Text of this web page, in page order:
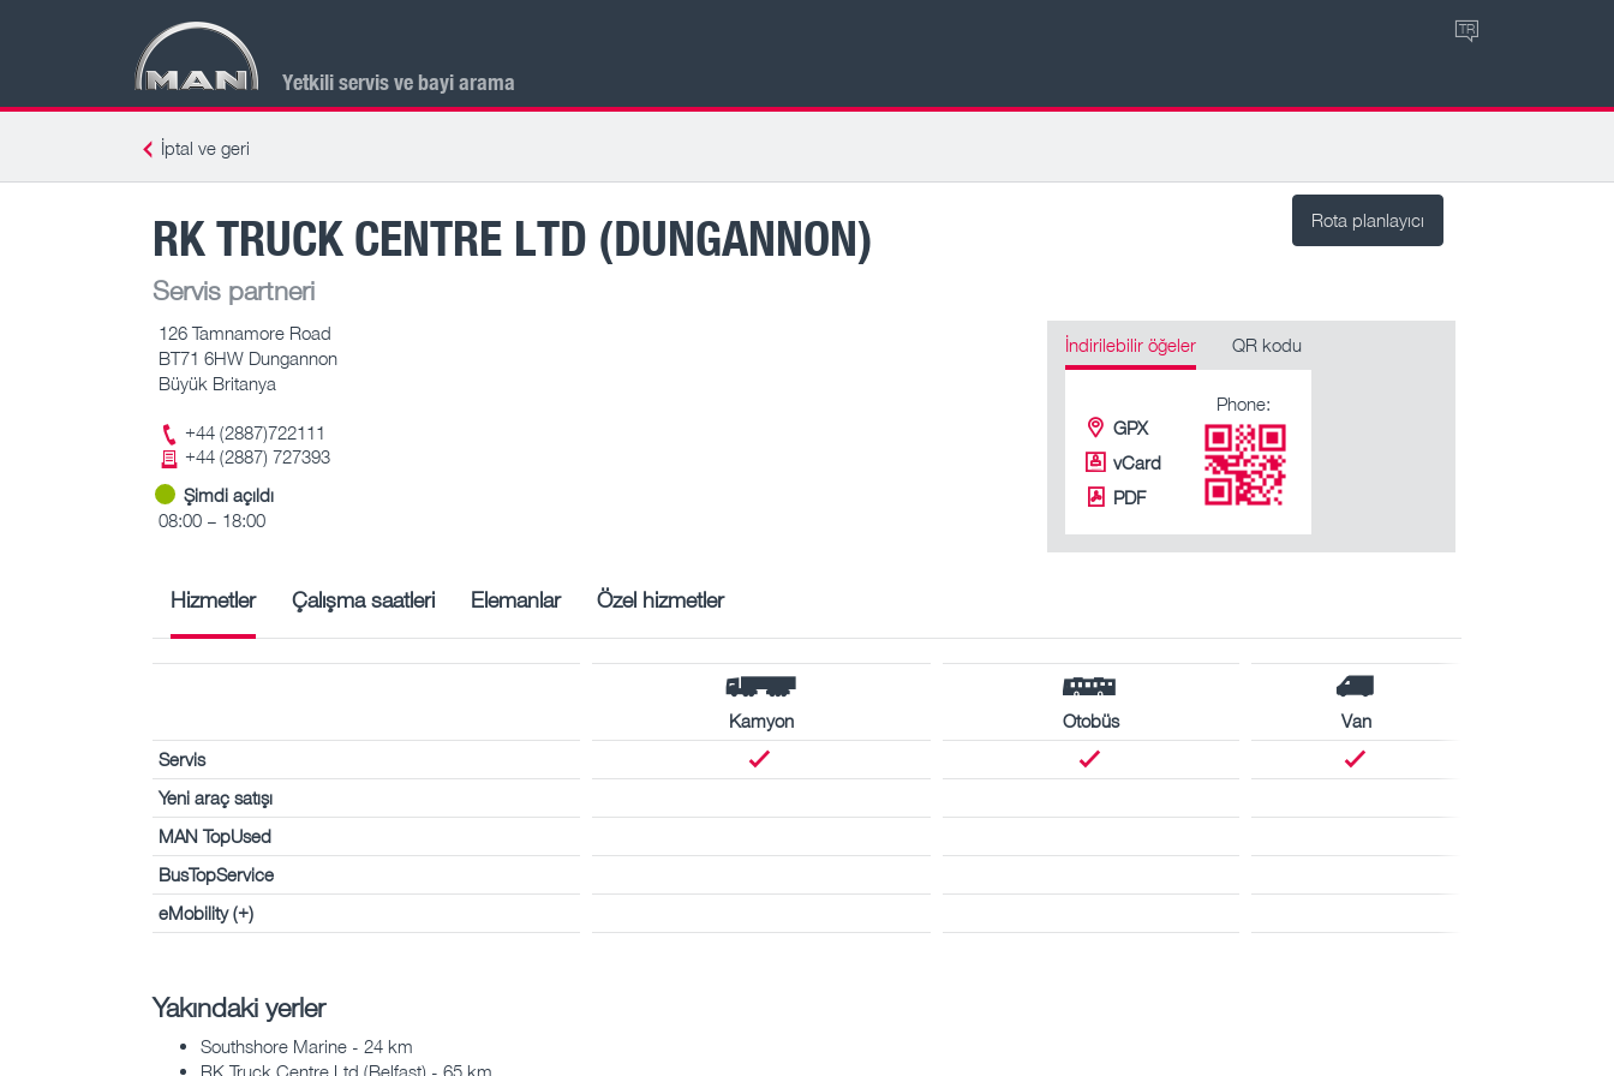
Yetkili servis ve bayi arama
TR
İptal ve geri
Rota planlayıcı
RK TRUCK CENTRE LTD (DUNGANNON)
Servis partneri
126 Tamnamore Road
BT71 6HW Dungannon
Büyük Britanya
+44 (2887)722111
+44 (2887) 727393
Şimdi açıldı
08:00 – 18:00
İndirilebilir öğeler QR kodu
GPX
vCard
PDF
Phone:
Hizmetler Çalışma saatleri Elemanlar Özel hizmetler
Kamyon Otobüs
Van
Servis
Yeni araç satışı
MAN TopUsed
BusTopService
eMobility (+)
Yakındaki yerler
Southshore Marine - 24 km
RK Truck Centre Ltd (Belfast) - 65 km